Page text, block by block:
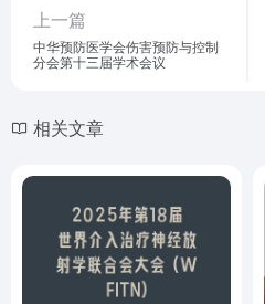
上一篇
中华预防医学会伤害预防与控制
分会第十三届学术会议
相关文章